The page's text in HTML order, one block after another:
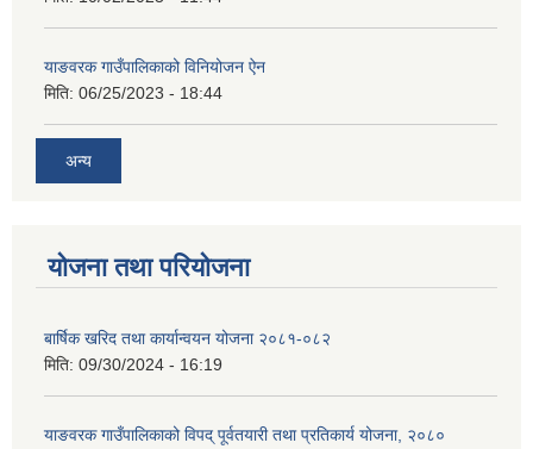
याङवरक गाउँपालिकाको विनियोजन ऐन
मिति: 06/25/2023 - 18:44
अन्य
योजना तथा परियोजना
बार्षिक खरिद तथा कार्यान्वयन योजना २०८१-०८२
मिति: 09/30/2024 - 16:19
याङवरक गाउँपालिकाको विपद् पूर्वतयारी तथा प्रतिकार्य योजना, २०८०